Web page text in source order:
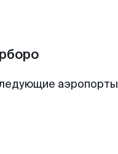
аэропорты